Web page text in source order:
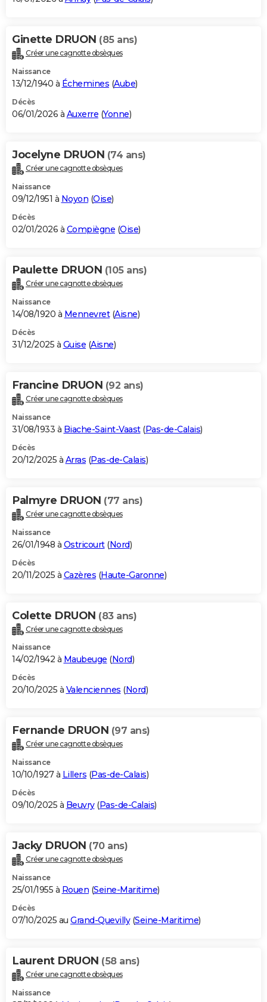
Ginette DRUON (85 ans)
Créer une cagnotte obsèques
Naissance
13/12/1940 à Échemines (Aube)
Décès
06/01/2026 à Auxerre (Yonne)
Jocelyne DRUON (74 ans)
Créer une cagnotte obsèques
Naissance
09/12/1951 à Noyon (Oise)
Décès
02/01/2026 à Compiègne (Oise)
Paulette DRUON (105 ans)
Créer une cagnotte obsèques
Naissance
14/08/1920 à Mennevret(Aisne)
Décès
31/12/2025 à Guise (Aisne)
Francine DRUON (92 ans)
Créer une cagnotte obsèques
Naissance
31/08/1933 à Biache-Saint-Vaast(Pas-de-Calais)
Décès
20/12/2025 à Arras (Pas-de-Calais)
Palmyre DRUON (77 ans)
Créer une cagnotte obsèques
Naissance
26/01/1948 à Ostricourt(Nord)
Décès
20/11/2025 à Cazères (Haute-Garonne)
Colette DRUON (83 ans)
Créer une cagnotte obsèques
Naissance
14/02/1942 à Maubeuge (Nord)
Décès
20/10/2025 à Valenciennes (Nord)
Fernande DRUON (97 ans)
Créer une cagnotte obsèques
Naissance
10/10/1927 à Lillers (Pas-de-Calais)
Décès
09/10/2025 à Beuvry(Pas-de-Calais)
Jacky DRUON (70 ans)
Créer une cagnotte obsèques
Naissance
25/01/1955 à Rouen (Seine-Maritime)
Décès
07/10/2025 au Grand-Quevilly(Seine-Maritime)
Laurent DRUON (58 ans)
Créer une cagnotte obsèques
Naissance